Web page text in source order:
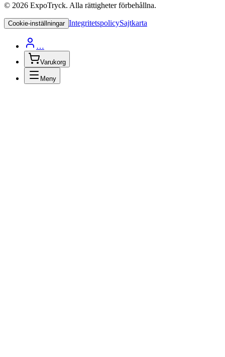
© 2026 ExpoTryck. Alla rättigheter förbehållna.
Cookie-inställningar IntegritetspolicySajtkarta
…
Varukorg
Meny